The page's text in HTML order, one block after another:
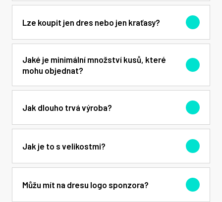
Set obsahuje sublimační dres a sublimační kraťasy v
jedné barevné variantě. Lze přidat logo klubu a logo 1
Lze koupit jen dres nebo jen kraťasy?
zároveň lze libovolně volit barevné kombinace setu.
Jaké je minimální množství kusů, které
mohu objednat?
Jak dlouho trvá výroba?
Jak je to s velikostmi?
Můžu mít na dresu logo sponzora?